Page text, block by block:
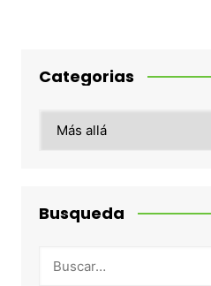
Categorias
Busqueda